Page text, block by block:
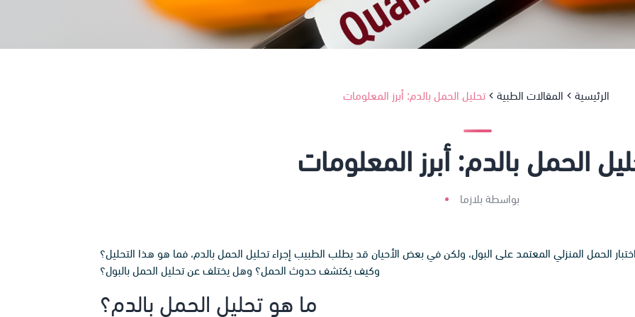
الرئيسية المقالات الطبية تحليل الحمل بالدم: أبرز المعلومات
الحمل بالدم: أبرز المعلومات
بواسطة بلازما
الحمل المنزلي المعتمد على البول، ولكن في بعض الأحيان قد يطلب الطبيب إجراء تحليل الحمل بالدم، فما هو هذا التحليل؟
وكيف يكتشف حدوث الحمل؟ وهل يختلف عن تحليل الحمل بالبول؟
ما هو تحليل الحمل بالدم؟